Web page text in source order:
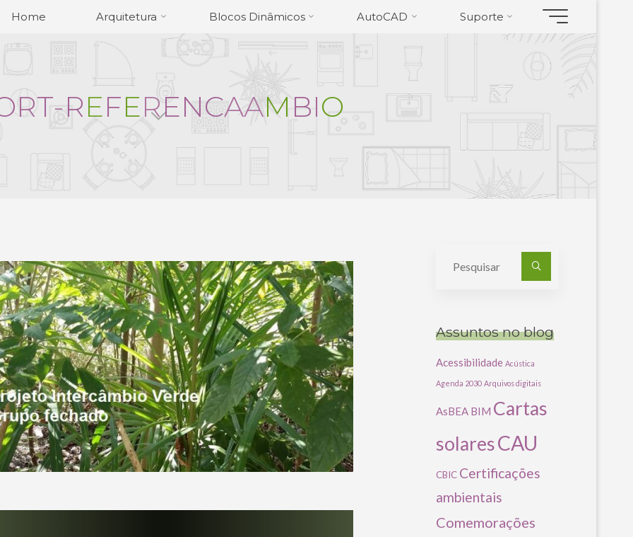
Home Arquitetura Blocos Dinâmicos AutoCAD Suporte
RT-REFERENCAAM BIO
Assuntos no blog
Acessibilidade Acústica
Agenda 2030 Arquivos digitais
AsBEA BIM Cartas
solaresCAU
CBIC Certificações
ambientais
Comemorações